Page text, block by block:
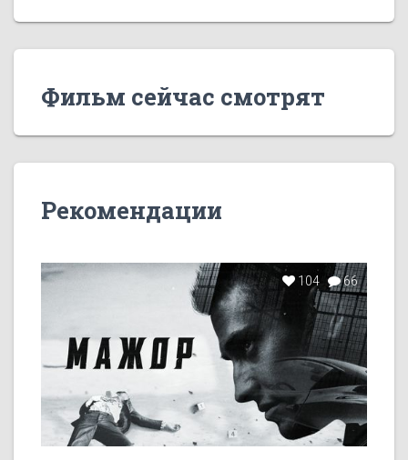
Фильм сейчас смотрят
Рекомендации
104 66